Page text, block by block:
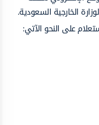
الخارجية السعودية.
على النحو الآتي: